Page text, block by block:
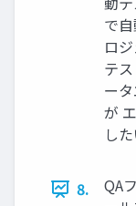
で
ロ
テ
ー
が
し
8.
QA